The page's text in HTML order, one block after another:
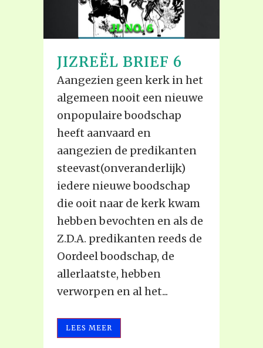
JIZREËL BRIEF 6
Aangezien geen kerk in het
algemeen nooit een nieuwe
onpopulaire boodschap
heeft aanvaard en
aangezien de predikanten
steevast(onveranderlijk)
iedere nieuwe boodschap
die ooit naar de kerk kwam
hebben bevochten en als de
Z.D.A. predikanten reeds de
Oordeel boodschap, de
allerlaatste, hebben
verworpen en al het...
LEES MEER